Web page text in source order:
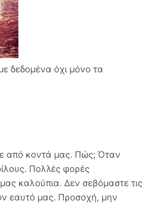
δεδομένα όχι μόνο τα
από κοντά μας. Πώς; Όταν
Πολλές φορές
καλούπια. Δεν σεβόμαστε τις
εαυτό μας. Προσοχή, μην